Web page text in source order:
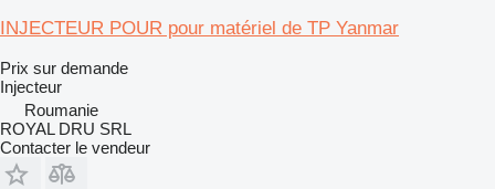
INJECTEUR POUR pour matériel de TP Yanmar
Prix sur demande
Injecteur
Roumanie
ROYAL DRU SRL
Contacter le vendeur